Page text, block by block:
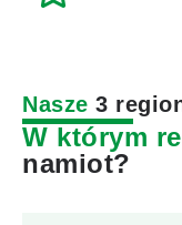
Nasze 3
W którym
namiot?